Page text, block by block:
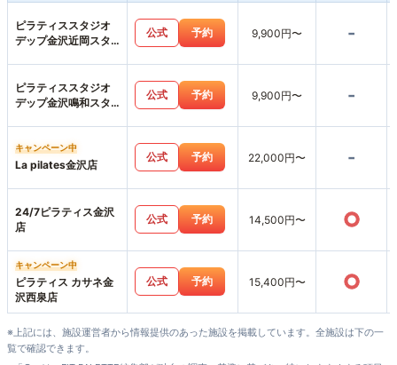
ピラティススタジオ
デップ金沢近岡スタ
公式 予約 9,900円〜 -
ピラティススタジオ
デップ金沢鳴和スタ
公式 予約 9,900円〜 -
キャンペーン中
La pilates金沢店
公式 予約 22,000円〜 -
24/7ピラティス金沢
店
公式 予約 14,500円〜 ○
キャンペーン中
ピラティス カサネ金
沢西泉店
公式 予約 15,400円〜 ○
※上記には、施設運営者から情報提供のあった施設を掲載しています。全施設は下の一
覧で確認できます。